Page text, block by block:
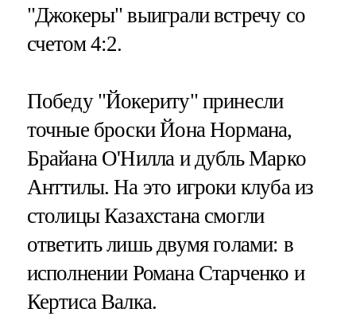
"Джокеры" выиграли встречу со
счетом 4:2.
Победу "Йокериту" принесли
точные броски Йона Нормана,
Брайана О'Нилла и дубль Марко
Анттилы. На это игроки клуба из
столицы Казахстана смогли
ответить лишь двумя голами: в
исполнении Романа Старченко и
Кертиса Валка.